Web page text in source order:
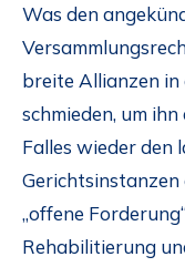
Was den
breite Allianzen in
schmieden, um
Falles wieder den
Gerichtsinstanzen
„offene
Rehabilitierung